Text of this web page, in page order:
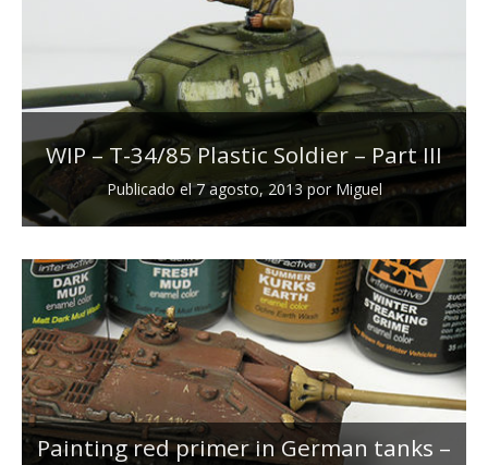
WIP – T-34/85 Plastic Soldier – Part III
Publicado el7 agosto, 2013 por Miguel
Painting red primer in German tanks –